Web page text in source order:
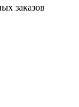
заказов